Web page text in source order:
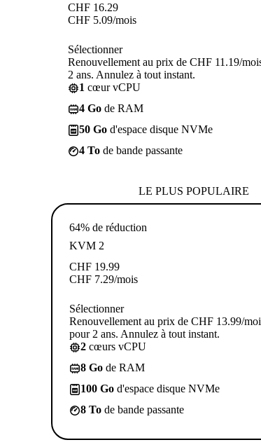
CHF 16.29
CHF 5.09/mois
Sélectionner
Renouvellement au prix de CHF 11.19/
2 ans. Annulez à tout instant.
1 cœur vCPU
4 Go de RAM
50 Go d'espace disque NVMe
4 To de bande passante
LE PLUS POPULAIRE
64% de réduction
KVM 2
CHF 19.99
CHF 7.29/mois
Sélectionner
Renouvellement au prix de CHF 13.99/
pour 2 ans. Annulez à tout instant.
2 cœurs vCPU
8 Go de RAM
100 Go d'espace disque NVMe
8 To de bande passante